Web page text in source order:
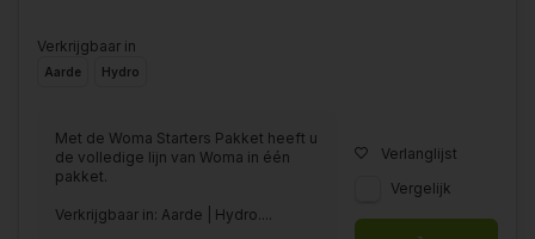
Verkrijgbaar in
Aarde Hydro
Met de Woma Starters Pakket heeft u
de volledige lijn van Woma in één
pakket.
Verkrijgbaar in: Aarde | Hydro....
Verlanglijst
Vergelijk